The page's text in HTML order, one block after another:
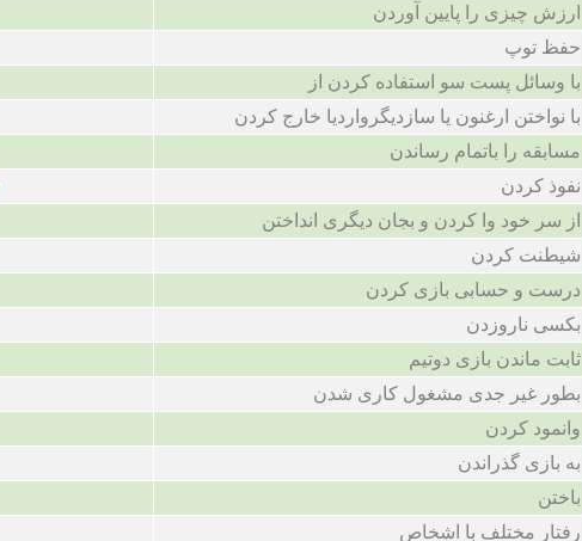
ارزش چیزی را پایین آوردن
حفظ توپ
با وسائل پست سو استفاده کردن از
با نواختن ارغنون یا سازدیگرواردیا خارج کردن
مسابقه را باتمام رساندن
نفوذ کردن
از سر خود وا کردن و بجان دیگری انداختن
شیطنت کردن
درست و حسابی بازی کردن
بکسی ناروزدن
ثابت ماندن بازی دوتیم
بطور غیر جدی مشغول کاری شدن
وانمود کردن
به بازی گذراندن
باختن
رفتار مختلف با اشخاص